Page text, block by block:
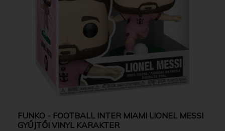
FUNKO - FOOTBALL INTER MIAMI LIONEL MESSI
GYŰJTŐI VINYL KARAKTER